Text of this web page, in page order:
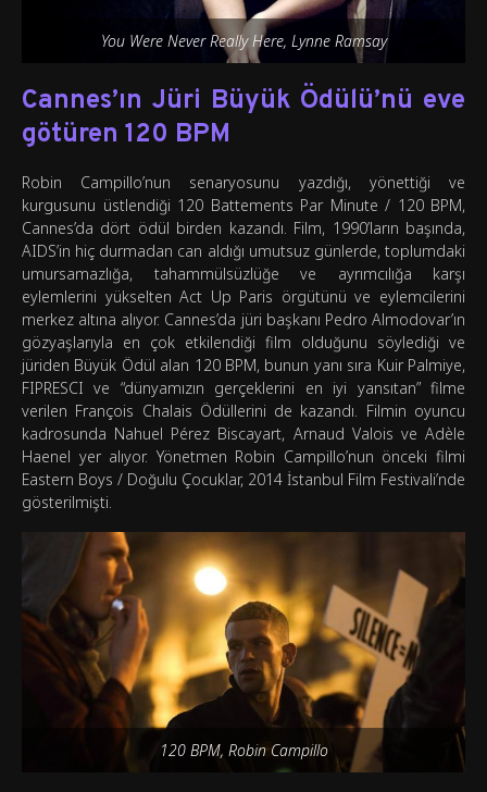
You Were Never Really Here, Lynne Ramsay
Cannes’ın Jüri Büyük Ödülü’nü eve
götüren 120 BPM
Robin Campillo’nun senaryosunu yazdığı, yönettiği ve
kurgusunu üstlendiği 120 Battements Par Minute / 120 BPM,
Cannes’da dört ödül birden kazandı. Film, 1990’ların başında,
AIDS’in hiç durmadan can aldığı umutsuz günlerde, toplumdaki
umursamazlığa, tahammülsüzlüğe ve ayrımcılığa karşı
eylemlerini yükselten Act Up Paris örgütünü ve eylemcilerini
merkez altına alıyor. Cannes’da jüri başkanı Pedro Almodovar’ın
gözyaşlarıyla en çok etkilendiği film olduğunu söylediği ve
jüriden Büyük Ödül alan 120 BPM, bunun yanı sıra Kuir Palmiye,
FIPRESCI ve “dünyamızın gerçeklerini en iyi yansıtan” filme
verilen François Chalais Ödüllerini de kazandı. Filmin oyuncu
kadrosunda Nahuel Pérez Biscayart, Arnaud Valois ve Adèle
Haenel yer alıyor. Yönetmen Robin Campillo’nun önceki filmi
Eastern Boys / Doğulu Çocuklar, 2014 İstanbul Film Festivali’nde
gösterilmişti.
120 BPM, Robin Campillo